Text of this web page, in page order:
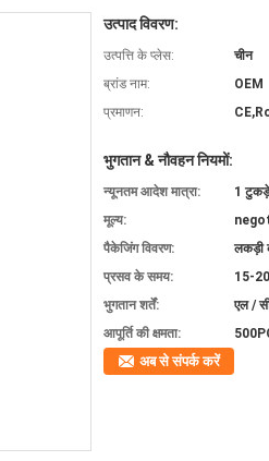
उत्पाद विवरण:
उत्पत्ति के प्लेस:
चीन
ब्रांड नाम:
OEM
प्रमाणन:
भुगतान & नौवहन नियमों:
न्यूनतम आदेश मात्रा:
1 टुकड़े
मूल्य:
पैकेजिंग विवरण:
लकड़ी
प्रसव के समय:
15-
भुगतान शर्तें:
एल /
आपूर्ति की क्षमता:
अब से संपर्क करें